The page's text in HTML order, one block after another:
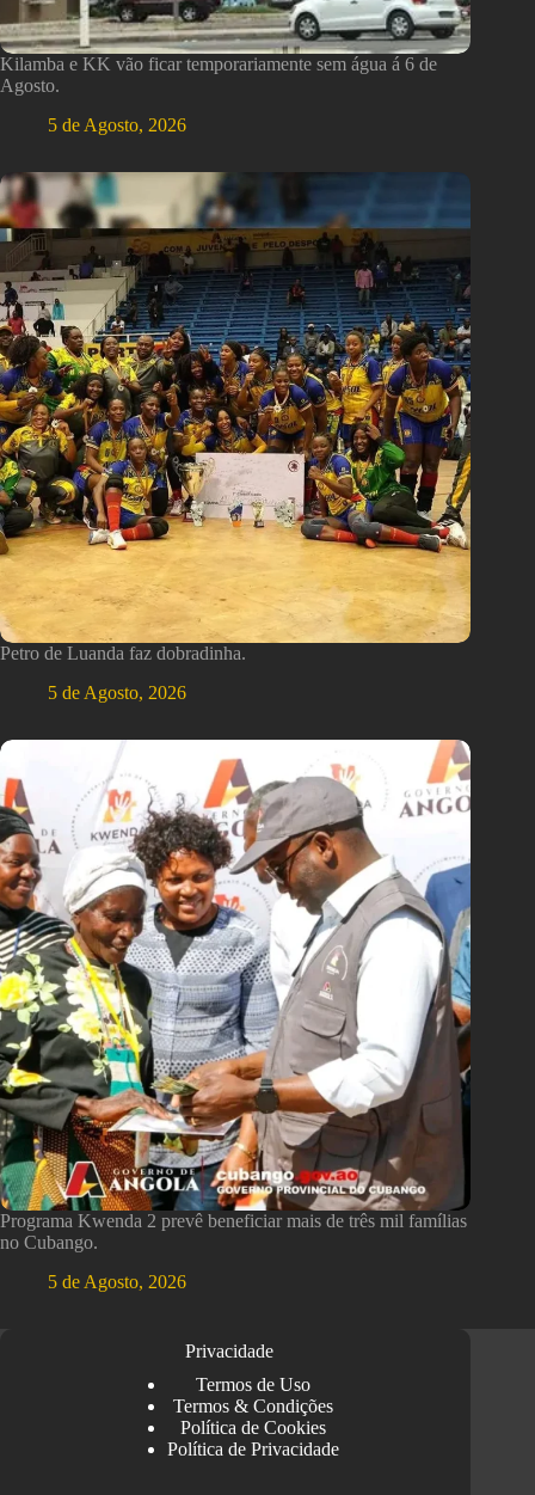
Kilamba e KK vão ficar temporariamente sem água á 6 de
Agosto.
5 de Agosto, 2026
Petro de Luanda faz dobradinha.
5 de Agosto, 2026
Programa Kwenda 2 prevê beneficiar mais de três mil famílias
no Cubango.
5 de Agosto, 2026
Privacidade
Termos de Uso
Termos & Condições
Política de Cookies
Política de Privacidade